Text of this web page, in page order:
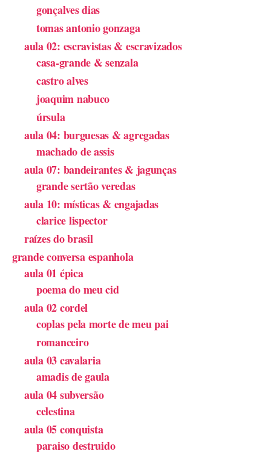
gonçalves dias
tomas antonio gonzaga
aula 02: escravistas & escravizados
casa-grande & senzala
castro alves
joaquim nabuco
úrsula
aula 04: burguesas & agregadas
machado de assis
aula 07: bandeirantes & jagunças
grande sertão veredas
aula 10: místicas & engajadas
clarice lispector
raízes do brasil
grande conversa espanhola
aula 01 épica
poema do meu cid
aula 02 cordel
coplas pela morte de meu pai
romanceiro
aula 03 cavalaria
amadis de gaula
aula 04 subversão
celestina
aula 05 conquista
paraiso destruido